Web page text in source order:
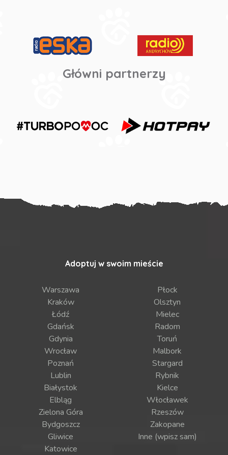
Główni partnerzy
Adoptuj w swoim mieście
Warszawa
Kraków
Łódź
Gdańsk
Gdynia
Wrocław
Poznań
Lublin
Białystok
Elbląg
Zielona Góra
Bydgoszcz
Gliwice
Katowice
Płock
Olsztyn
Mielec
Radom
Toruń
Malbork
Stargard
Rybnik
Kielce
Włocławek
Rzeszów
Zakopane
Inne (wpisz sam)